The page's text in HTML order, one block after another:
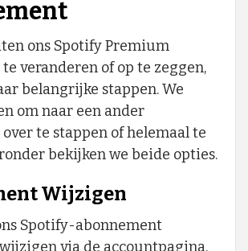
ons Spotify Premium
veranderen of op te zeggen,
belangrijke stappen. We
om naar een ander
te stappen of helemaal te
bekijken we beide opties.
Wijzigen
Spotify-abonnement
via de accountpagina.